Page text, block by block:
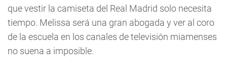
que vestir la camiseta del Real Madrid solo necesita
tiempo. Melissa será una gran abogada y ver al coro
de la escuela en los canales de televisión miamenses
no suena a imposible.